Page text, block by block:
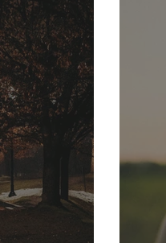
EE Gönüllülük Programı